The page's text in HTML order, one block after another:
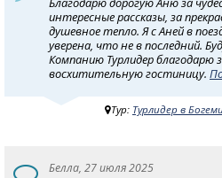
интересные рассказы, за
душевное тепло. Я с Аней в
уверена, что не в последний.
Компанию Турлидер благодарю
восхитительную гостиницу.
Тур: Турлидер в
Белла, 27 июля 2025